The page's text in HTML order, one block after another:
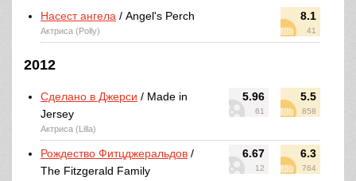
8.1
41
Насест ангела / Angel's Perch
Актриса (Polly)
2012
5.96
61
5.5
858
Сделано в Джерси / Made in
Jersey
Актриса (Lilla)
6.67
12
6.3
764
Рождество Фитцджеральдов /
The Fitzgerald Family